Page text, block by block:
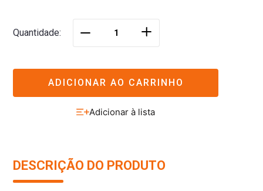
Quantidade ＋
ADICIONAR AO CARRINHO
DESCRIÇÃO DO PRODUTO